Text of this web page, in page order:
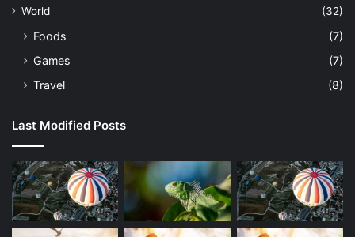
World
(32)
Foods
(7)
Games
(7)
Travel
(8)
Last Modified Posts